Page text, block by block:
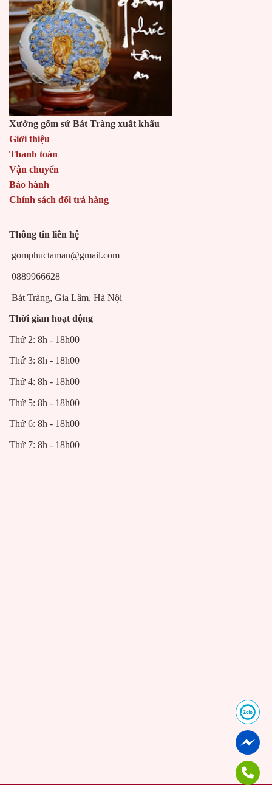
Xưởng gốm sứ Bát Tràng xuất khẩu
Giới thiệu
Thanh toán
Vận chuyển
Bảo hành
Chính sách đổi trả hàng
Thông tin liên hệ
gomphuctaman@gmail.com
0889966628
Bát Tràng, Gia Lâm, Hà Nội
Thời gian hoạt động
Thứ 2: 8h - 18h00
Thứ 3: 8h - 18h00
Thứ 4: 8h - 18h00
Thứ 5: 8h - 18h00
Thứ 6: 8h - 18h00
Thứ 7: 8h - 18h00